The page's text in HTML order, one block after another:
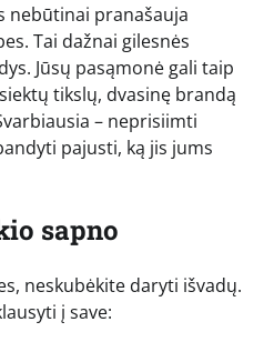
nebūtinai pranašauja
Tai dažnai gilesnės
Jūsų pasąmonė gali taip
tikslų, dvasinę brandą
– neprisiimti
pajusti, ką jis jums
sapno
neskubėkite daryti išvadų.
į save: